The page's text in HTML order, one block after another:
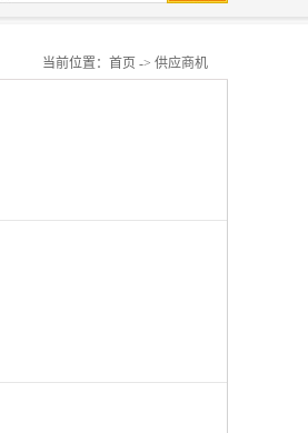
当前位置： 首页 -> 供应商机